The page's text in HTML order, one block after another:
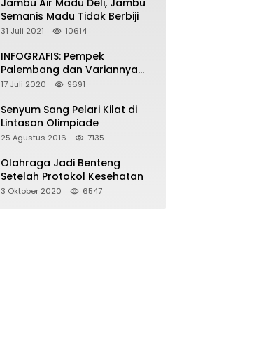
Jambu Air Madu Deli, Jambu
Semanis Madu Tidak Berbiji
31 Juli 2021 10614
INFOGRAFIS: Pempek
Palembang dan Variannya
yang Melegenda
17 Juli 2020 9691
Senyum Sang Pelari Kilat di
Lintasan Olimpiade
25 Agustus 2016 7135
Olahraga Jadi Benteng
Setelah Protokol Kesehatan
3 Oktober 2020 6547